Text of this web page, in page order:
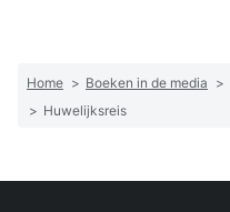
Home > Boeken in de media >
> Huwelijksreis